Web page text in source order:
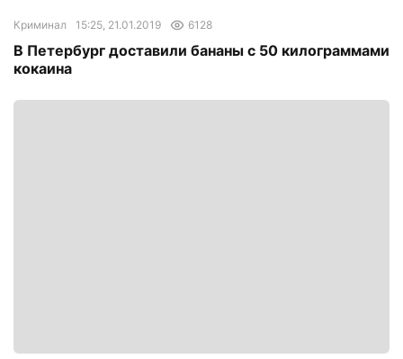
Криминал 15:25, 21.01.2019 6128
В Петербург доставили бананы с 50 килограммами
кокаина